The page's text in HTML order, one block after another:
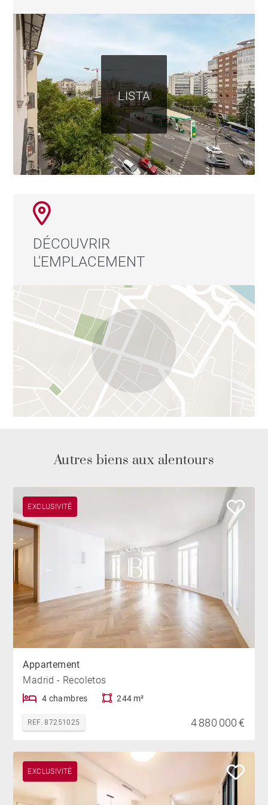
concierge et d'une communauté impliquée. Il
comprend un débarras — un luxe de plus en plus
difficile à trouver dans ce quartier.
À cinq minutes à pied de l'Avenida de América : métro
(lignes 4, 6, 7, 9), bus interurbains, accès immédiat à
l'A-2. L'aéroport est à vingt minutes.
Conçu pour ceux qui recherchent une qualité de vie
sans complications. Pour les professionnels qui
Salamanca ne perd pas de sa valeur.
LISTA
DÉCOUVRIR
L'EMPLACEMENT
Autres biens aux alentours
EXCLUSIVITÉ
Appartement
Madrid - Recoletos
4 chambres 244 m²
REF. 87251025 4 880 000 €
EXCLUSIVITÉ